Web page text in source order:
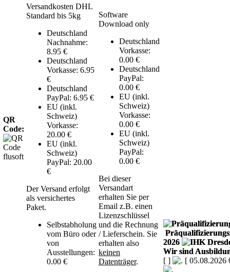
QR
Code:
Versandkosten DHL
Standard bis 5kg
Deutschland
Nachnahme:
8.95 €
Deutschland
Vorkasse: 6.95
€
Deutschland
PayPal: 6.95 €
EU (inkl.
Schweiz)
Vorkasse:
20.00 €
EU (inkl.
Schweiz)
PayPal: 20.00
€
Der Versand erfolgt
als versichertes
Paket.
Selbstabholung
vom Büro oder
von
Ausstellungen:
0.00 €
Software
Download only
Deutschland
Vorkasse:
0.00 €
Deutschland
PayPal:
0.00 €
EU (inkl.
Schweiz)
Vorkasse:
0.00 €
EU (inkl.
Schweiz)
PayPal:
0.00 €
Bei dieser
Versandart
erhalten Sie per
Email z.B. einen
Lizenzschlüssel
und die Rechnung
/ Lieferschein. Sie
erhalten also
keinen
Datenträger.
2026
Wir sind
[ ] [ 05.08.2026